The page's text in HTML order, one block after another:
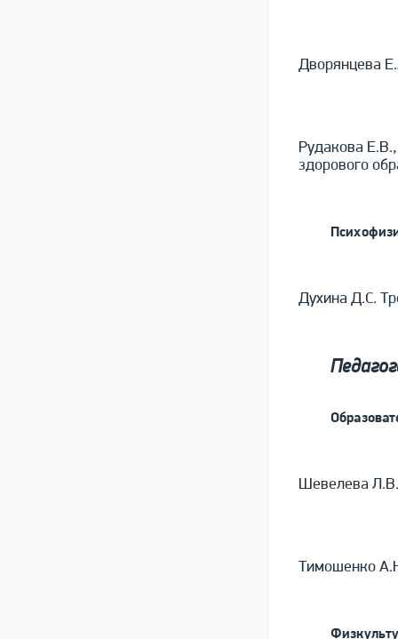
Дворянцева
Рудакова
здорового
Духина Д.С.
Шевелева Л.В.
Тимошенко